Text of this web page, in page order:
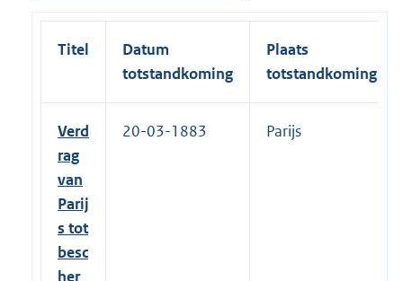
Titel
Datum
totstandkoming
Plaats
totstandkoming
Verd
rag
van
Parij
s tot
besc
her
20-03-1883 Parijs